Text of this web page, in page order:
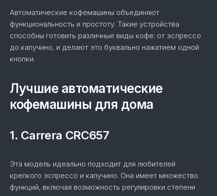
Автоматические кофемашины объединяют
функциональность и простоту. Такие устройства
способны готовить различные виды кофе: от эспрессо
до капучино, и делают это буквально нажатием одной
кнопки.
Лучшие автоматические
кофемашины для дома
1. Carrera CRC657
Эта модель идеально подходит для любителей
крепкого эспрессо и капучино. Она имеет множество
функций, включая возможность регулировки степени